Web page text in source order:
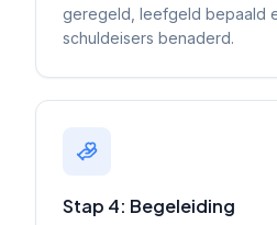
geregeld, leefgeld bepaald
schuldeisers benaderd.
Stap 4: Begeleiding